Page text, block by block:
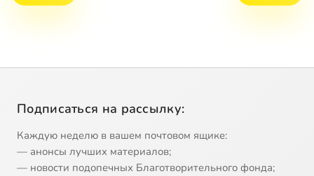
Подписаться на рассылку:
Каждую неделю в вашем почтовом ящике:
— анонсы лучших материалов;
— новости подопечных Благотворительного фонда;